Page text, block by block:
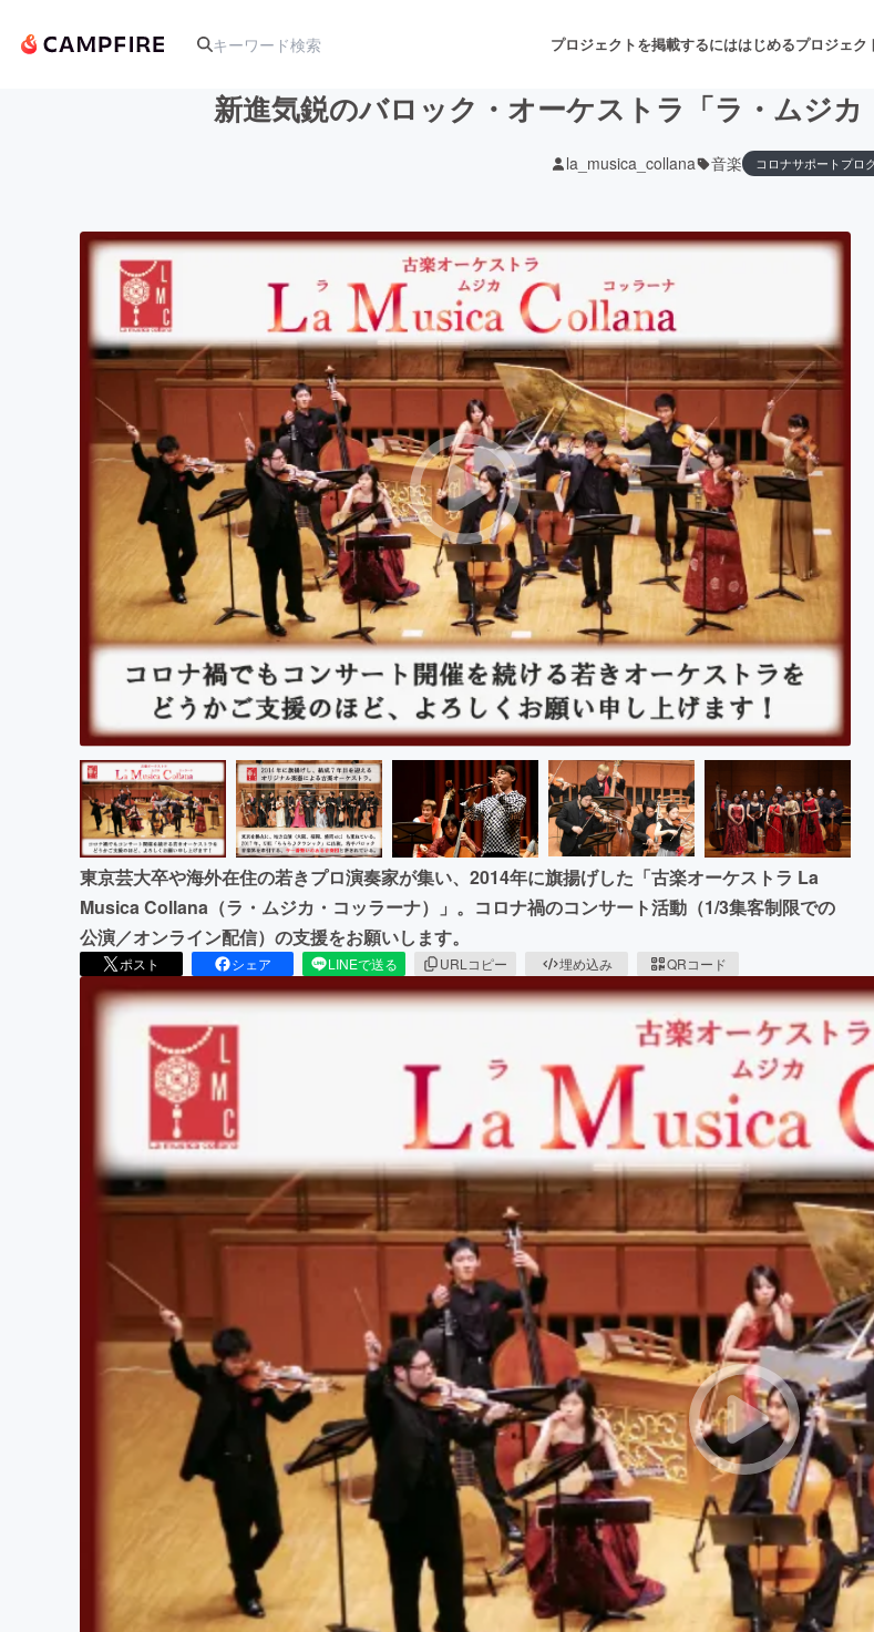
プロジェクトを掲載するにははじめるプロジェク
音楽 舞台
テクノロジー・ガジェット ゲーム・サービス開発 フード
映像・映画 書籍・雑誌出版 アニメ
ビジネス・起業 チャレンジ ビュー
まちづくり・地域活性化
CAMPFIRE for Social Good CAMPFIRE
CAMPFIREふるさと納税
machi-ya
新進気鋭のバロック・オーケストラ「ラ・ムジカ
la_musica_collana 音楽 コロナサポートプロ
東京芸大卒や海外在住の若きプロ演奏家が集い、2014年に旗揚げした「古楽オーケストラ La
Musica Collana（ラ・ムジカ・コッラーナ）」。コロナ禍のコンサート活動（1/3集客制限での
公演／オンライン配信）の支援をお願いします。
ポスト シェア LINEで送る URLコピー 埋め込み QRコード